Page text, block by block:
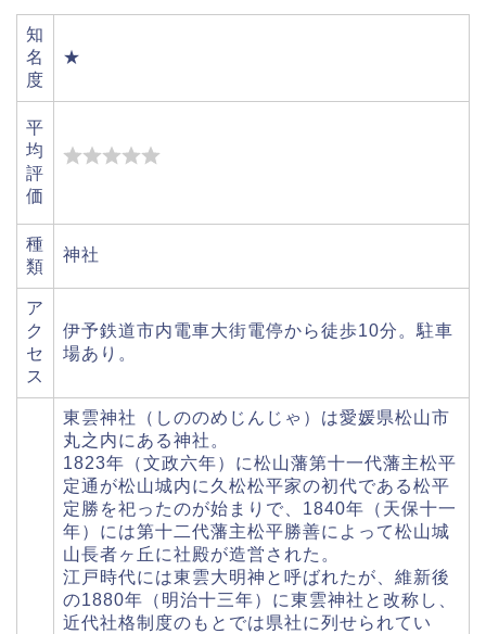
知
名
度
★
平
均
評
価
種
類
神社
ア
ク
セ
ス
伊予鉄道市内電車大街電停から徒歩10分。駐車
場あり。
東雲神社（しののめじんじゃ）は愛媛県松山市
丸之内にある神社。
1823年（文政六年）に松山藩第十一代藩主松平
定通が松山城内に久松松平家の初代である松平
定勝を祀ったのが始まりで、1840年（天保十一
年）には第十二代藩主松平勝善によって松山城
山長者ヶ丘に社殿が造営された。
江戸時代には東雲大明神と呼ばれたが、維新後
の1880年（明治十三年）に東雲神社と改称し、
近代社格制度のもとでは県社に列せられてい